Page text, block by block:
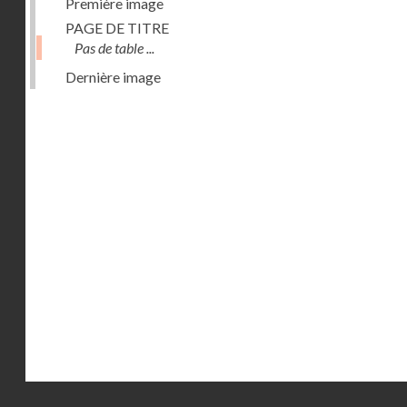
PAGE DE TITRE
Pas de table ...
Dernière image